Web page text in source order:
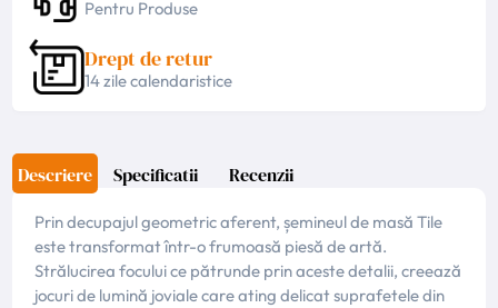
Pentru Produse
Drept de retur
14 zile calendaristice
Descriere Specificatii Recenzii
Prin decupajul geometric aferent, șemineul de masă Tile
este transformat într-o frumoasă piesă de artă.
Strălucirea focului ce pătrunde prin aceste detalii, creează
jocuri de lumină joviale care ating delicat suprafetele din